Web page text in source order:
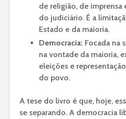
de religião, de imprensa
do judiciário. É a
Estado e da maioria.
Democracia: Focada na
na vontade da maioria,
eleições e
do povo.
A tese do livro é que, hoje,
se separando. A democracia